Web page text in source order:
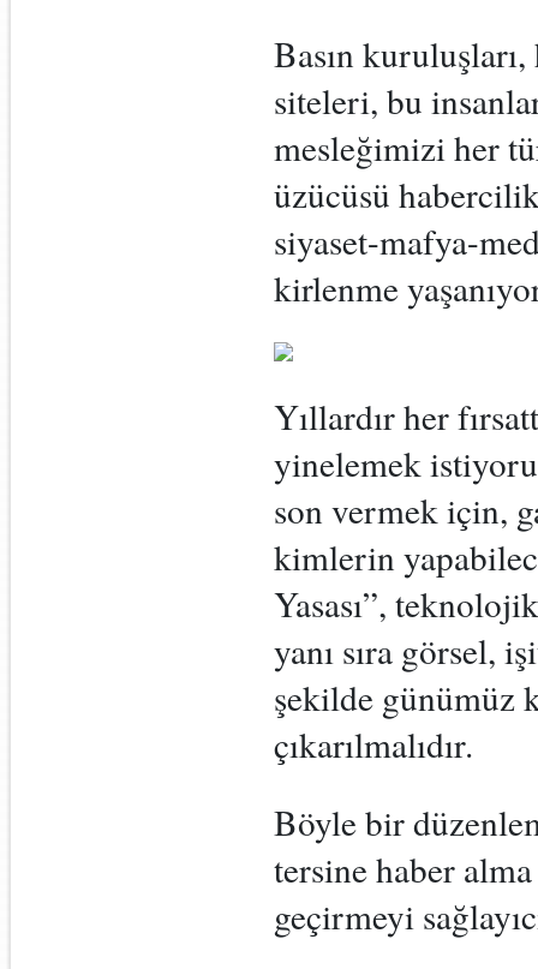
Basın
siteleri, bu
mesleğimizi her
üzücüsü
siyaset-mafya-
kirlenme
Yıllardır her
yinelemek
son vermek için,
kimlerin
Yasası”,
yanı sıra görsel,
şekilde günümüz
çıkarılmalıdır.
Böyle bir
tersine haber
geçirmeyi